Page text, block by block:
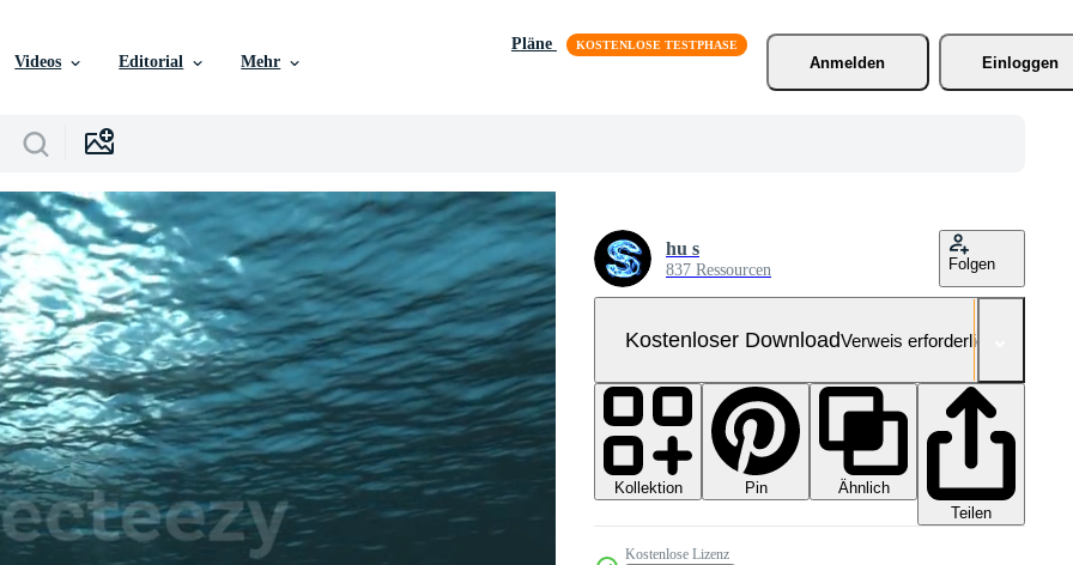
Videos Editorial Mehr
Pläne
Anmelden
Einloggen
hu s
837 Ressourcen Folgen
Kostenloser DownloadVerweis erforderlich
Kollektion Pin
Ähnlich
Teilen
Kostenlose Lizenz